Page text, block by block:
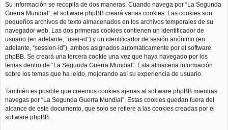
Su información se recopila de dos maneras. Cuando navega por “La Segunda
Guerra Mundial”, el software phpBB creará varias cookies. Las cookies son
pequeños archivos de texto almacenados en los archivos temporales de su
navegador web. Las dos primeras cookies contienen un identificador de
usuario (en adelante, “user-id”) y un identificador de sesión anónimo (en
adelante, “session-id”), ambos asignados automáticamente por el software
phpBB. Se creará una tercera cookie una vez que haya navegado por los
temas dentro de “La Segunda Guerra Mundial”. Esta almacena información
sobre los temas que ha leído, mejorando así su experiencia de usuario.
También es posible que creemos cookies ajenas al software phpBB mientras
navegas por “La Segunda Guerra Mundial”. Estas cookies quedan fuera del
alcance de este documento, que solo se refiere a las cookies creadas por el
software phpBB.